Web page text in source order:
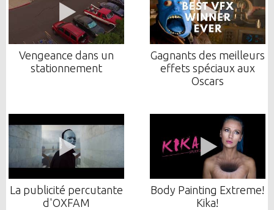
Vengeance dans un
stationnement
Gagnants des meilleurs
effets spéciaux aux
Oscars
La publicité percutante
d'OXFAM
Body Painting Extreme!
Kika!